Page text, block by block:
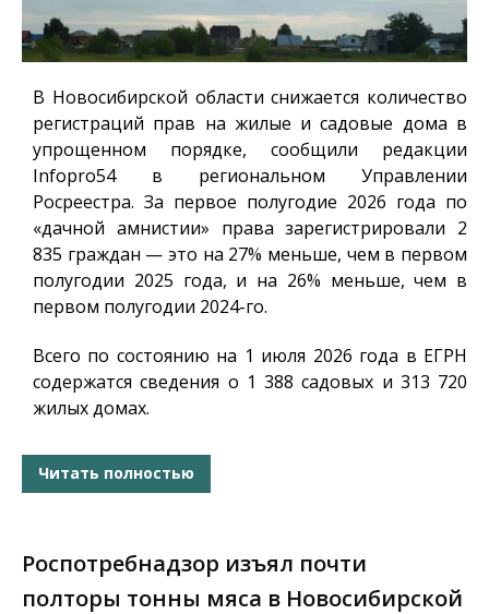
В Новосибирской области снижается количество
регистраций прав на жилые и садовые дома в
упрощенном порядке, сообщили редакции
Infopro54в региональном Управлении
Росреестра. За первое полугодие 2026 года по
«дачной амнистии» права зарегистрировали 2
835 граждан — это на 27% меньше, чем в первом
полугодии 2025 года, и на 26% меньше, чем в
первом полугодии 2024-го.
Всего по состоянию на 1 июля 2026 года в ЕГРН
содержатся сведения о 1 388 садовых и 313 720
жилых домах.
Читать полностью
Роспотребнадзор изъял почти
полторы тонны мяса в Новосибирской